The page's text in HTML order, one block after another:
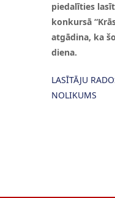
piedalīties
konkursā “
atgādina, ka
diena.
LASĪTĀJU
NOLIKUMS